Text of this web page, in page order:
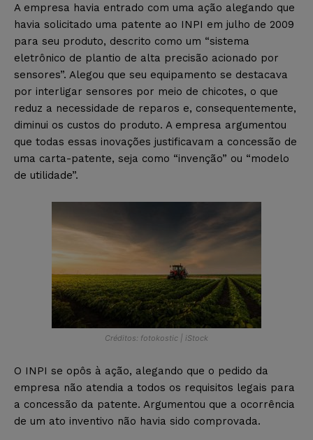
A empresa havia entrado com uma ação alegando que
havia solicitado uma patente ao INPI em julho de 2009
para seu produto, descrito como um “sistema
eletrônico de plantio de alta precisão acionado por
sensores”. Alegou que seu equipamento se destacava
por interligar sensores por meio de chicotes, o que
reduz a necessidade de reparos e, consequentemente,
diminui os custos do produto. A empresa argumentou
que todas essas inovações justificavam a concessão de
uma carta-patente, seja como “invenção” ou “modelo
de utilidade”.
Créditos: fotokostic | iStock
O INPI se opôs à ação, alegando que o pedido da
empresa não atendia a todos os requisitos legais para
a concessão da patente. Argumentou que a ocorrência
de um ato inventivo não havia sido comprovada.